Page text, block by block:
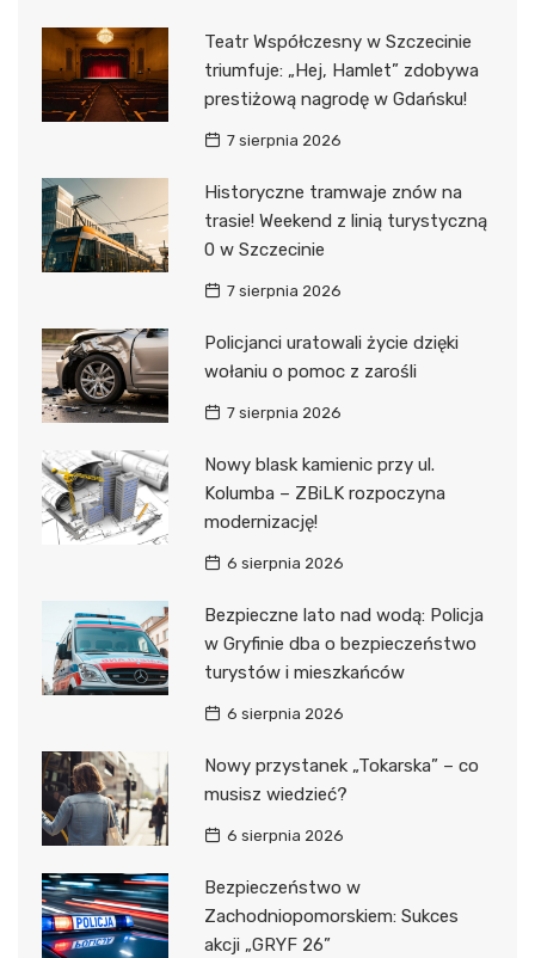
Teatr Współczesny w Szczecinie
triumfuje: „Hej, Hamlet” zdobywa
prestiżową nagrodę w Gdańsku!
7 sierpnia 2026
Historyczne tramwaje znów na
trasie! Weekend z linią turystyczną
0 w Szczecinie
7 sierpnia 2026
Policjanci uratowali życie dzięki
wołaniu o pomoc z zarośli
7 sierpnia 2026
Nowy blask kamienic przy ul.
Kolumba – ZBiLK rozpoczyna
modernizację!
6 sierpnia 2026
Bezpieczne lato nad wodą: Policja
w Gryfinie dba o bezpieczeństwo
turystów i mieszkańców
6 sierpnia 2026
Nowy przystanek „Tokarska” – co
musisz wiedzieć?
6 sierpnia 2026
Bezpieczeństwo w
Zachodniopomorskiem: Sukces
akcji „GRYF 26”